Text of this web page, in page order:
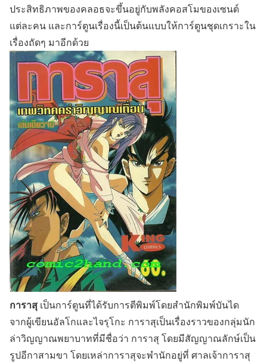
ประสิทธิภาพของคลอธจะขึ้นอยู่กับพลังคอสโมของเซนต์
แต่ละคน และการ์ตูนเรื่องนี้เป็นต้นแบบให้การ์ตูนชุดเกราะใน
เรื่องถัดๆ มาอีกด้วย
การาสุ เป็นการ์ตูนที่ได้รับการตีพิมพ์โดยสำนักพิมพ์บันได
จากผู้เขียนอัลโกและไจรุโกะ การาสุเป็นเรื่องราวของกลุ่มนัก
ล่าวิญญาณพยาบาทที่มีชื่อว่า การาสุ โดยมีสัญญาณลักษ์เป็น
รูปอีกาสามขา โดยเหล่าการาสุจะพำนักอยู่ที่ ศาลเจ้าการาสุ